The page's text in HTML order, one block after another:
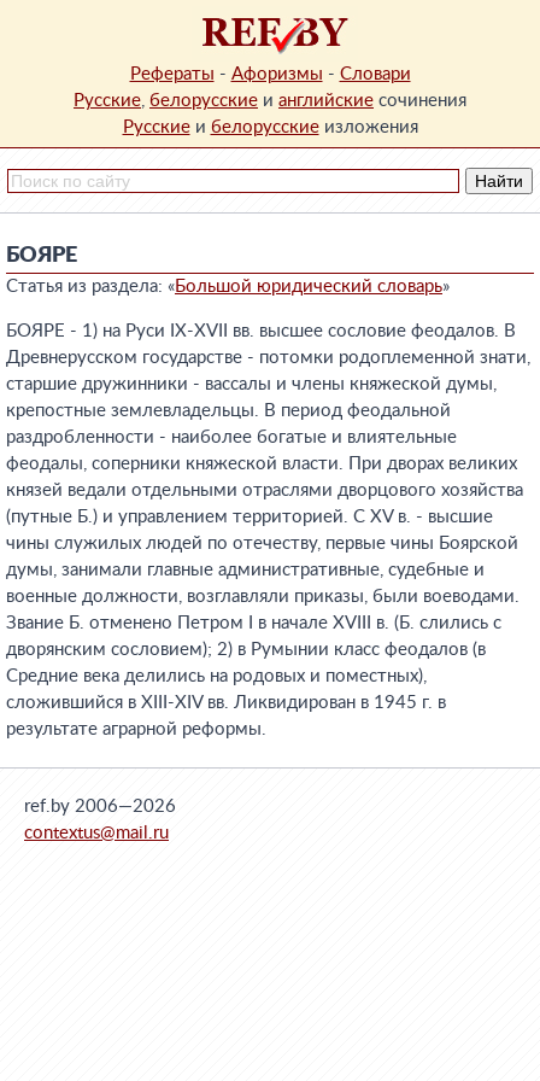
Рефераты - Афоризмы - Словари
Русские, белорусские и английские сочинения
Русскиеи белорусскиеизложения
БОЯРЕ
Статья из раздела: «Большой юридический словарь»
БОЯРЕ - 1) на Руси IX-XVII вв. высшее сословие феодалов. В
Древнерусском государстве - потомки родоплеменной знати,
старшие дружинники - вассалы и члены княжеской думы,
крепостные землевладельцы. В период феодальной
раздробленности - наиболее богатые и влиятельные
феодалы, соперники княжеской власти. При дворах великих
князей ведали отдельными отраслями дворцового хозяйства
(путные Б.) и управлением территорией. С XV в. - высшие
чины служилых людей по отечеству, первые чины Боярской
думы, занимали главные административные, судебные и
военные должности, возглавляли приказы, были воеводами.
Звание Б. отменено Петром I в начале XVIII в. (Б. слились с
дворянским сословием); 2) в Румынии класс феодалов (в
Средние века делились на родовых и поместных),
сложившийся в XIII-XIV вв. Ликвидирован в 1945 г. в
результате аграрной реформы.
ref.by 2006—2026
contextus@mail.ru